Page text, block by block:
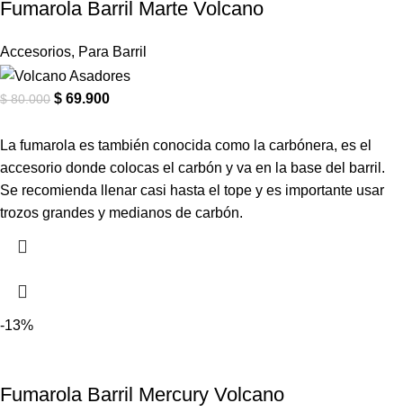
Fumarola Barril Marte Volcano
Accesorios, Para Barril
$80.000 $ 69.900
La fumarola es también conocida como la carbónera, es el
accesorio donde colocas el carbón y va en la base del barril.
Se recomienda llenar casi hasta el tope y es importante usar
trozos grandes y medianos de carbón.
-13%
Fumarola Barril Mercury Volcano